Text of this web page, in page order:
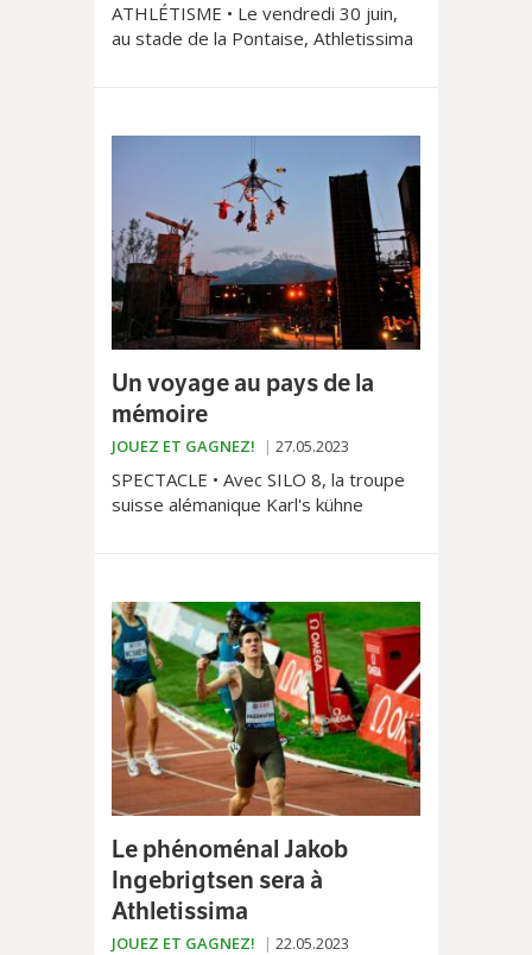
ATHLÉTISME • Le vendredi 30 juin,
au stade de la Pontaise, Athletissima
Parmi ceux-ci, la Néerlandaise Femke
Un voyage au pays de la
mémoire
JOUEZ ET GAGNEZ! 27.05.2023
SPECTACLE • Avec SILO 8, la troupe
suisse alémanique Karl's kühne
Le phénoménal Jakob
Ingebrigtsen sera à
Athletissima
JOUEZ ET GAGNEZ! 22.05.2023